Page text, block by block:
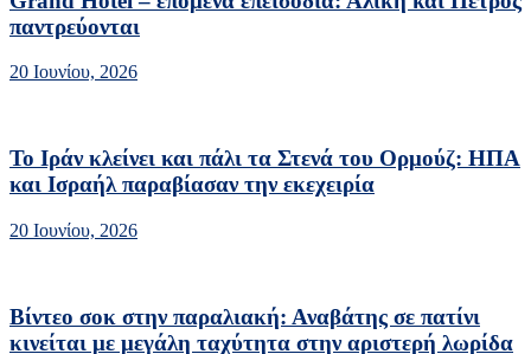
παντρεύονται
20 Ιουνίου, 2026
Το Ιράν κλείνει και πάλι τα Στενά του Ορμούζ: ΗΠΑ
και Ισραήλ παραβίασαν την εκεχειρία
20 Ιουνίου, 2026
Βίντεο σοκ στην παραλιακή: Αναβάτης σε πατίνι
κινείται με μεγάλη ταχύτητα στην αριστερή λωρίδα